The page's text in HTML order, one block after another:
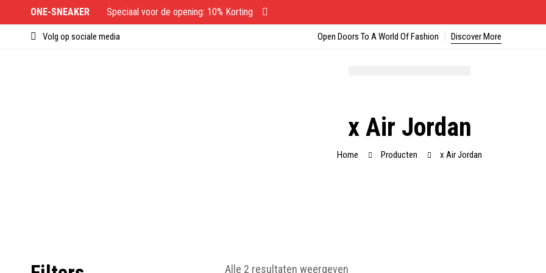
ONE-SNEAKER Speciaal voor de opening: 10% Korting
Volg op sociale media Open Doors To A World Of Fashion Discover More
x Air Jordan
Home Producten x Air Jordan
Alle 2 resultaten weergeven